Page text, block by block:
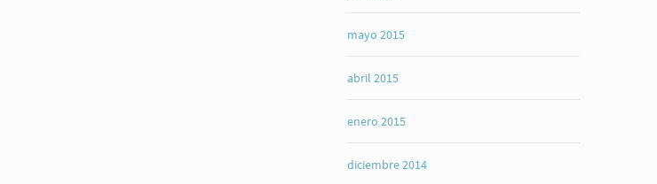
mayo 2015
abril 2015
enero 2015
diciembre 2014